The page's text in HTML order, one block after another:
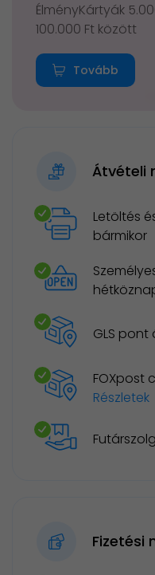
ÉlményKártyák
100.000 Ft között
Tovább
Átvételi
Letöltés
bármikor
GLS
FOXpost
Részletek
Fizetési